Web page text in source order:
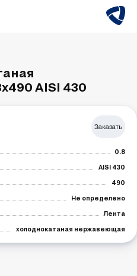
AISI 430
Заказать
0.8
AISI 430
490
Не определено
Лента
холоднокатаная нержавеющая